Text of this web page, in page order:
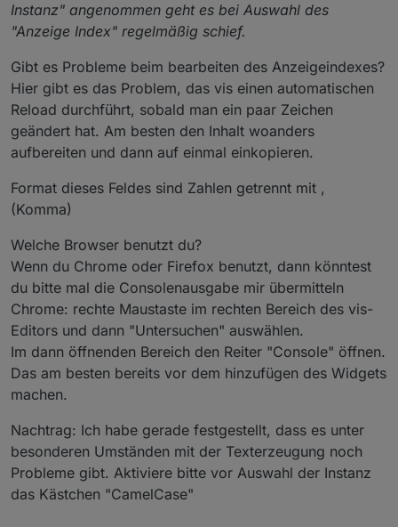
Instanz" angenommen geht es bei Auswahl des
"Anzeige Index" regelmäßig schief.
Gibt es Probleme beim bearbeiten des Anzeigeindexes?
Hier gibt es das Problem, das vis einen automatischen
Reload durchführt, sobald man ein paar Zeichen
geändert hat. Am besten den Inhalt woanders
aufbereiten und dann auf einmal einkopieren.
Format dieses Feldes sind Zahlen getrennt mit ,
(Komma)
Welche Browser benutzt du?
Wenn du Chrome oder Firefox benutzt, dann könntest
du bitte mal die Consolenausgabe mir übermitteln
Chrome: rechte Maustaste im rechten Bereich des vis-
Editors und dann "Untersuchen" auswählen.
Im dann öffnenden Bereich den Reiter "Console" öffnen.
Das am besten bereits vor dem hinzufügen des Widgets
machen.
Nachtrag: Ich habe gerade festgestellt, dass es unter
besonderen Umständen mit der Texterzeugung noch
Probleme gibt. Aktiviere bitte vor Auswahl der Instanz
das Kästchen "CamelCase"